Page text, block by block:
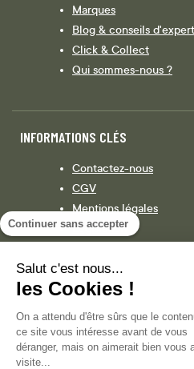
Continuer sans accepter
Salut c'est nous...
les Cookies !
On a attendu d'être sûrs que le
ce site vous intéresse avant de vous
déranger, mais on aimerait bien vous
visite...
Marques
Blog & conseils
Click & Collect
Qui sommes-nous ?
INFORMATIONS CLÉS
Contactez-nous
CGV
Mentions légales
Législation
Facebook